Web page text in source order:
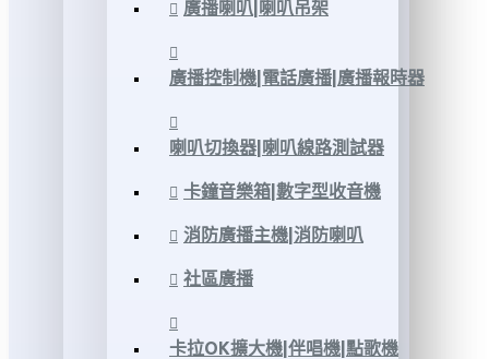
廣播喇叭|喇叭吊架
廣播控制機|電話廣播|廣播報時器
喇叭切換器|喇叭線路測試器
卡鐘音樂箱|數字型收音機
消防廣播主機|消防喇叭
社區廣播
卡拉OK擴大機|伴唱機|點歌機